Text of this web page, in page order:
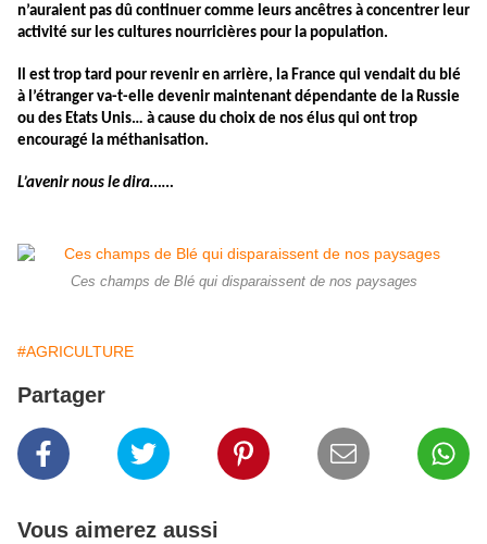
n’auraient pas dû continuer comme leurs ancêtres à concentrer leur
activité sur les cultures nourricières pour la population.
Il est trop tard pour revenir en arrière, la France qui vendait du blé
à l’étranger va-t-elle devenir maintenant dépendante de la Russie
ou des Etats Unis… à cause du choix de nos élus qui ont trop
encouragé la méthanisation.
L’avenir nous le dira……
Ces champs de Blé qui disparaissent de nos paysages
#AGRICULTURE
Partager
Vous aimerez aussi